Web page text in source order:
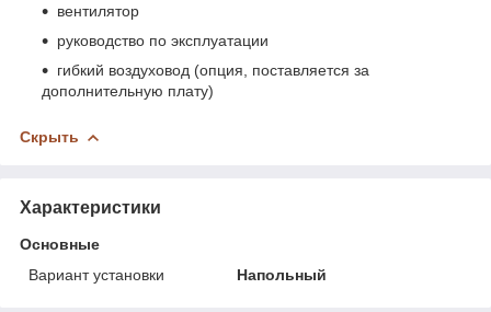
вентилятор
руководство по эксплуатации
гибкий воздуховод (опция, поставляется за
дополнительную плату)
Скрыть
Характеристики
Основные
Вариант установки
Напольный